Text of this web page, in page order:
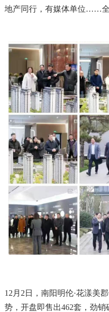
地产同行，有媒体单位……全
12月2日，南阳明伦·花漾美
势，开盘即售出462套，劲销